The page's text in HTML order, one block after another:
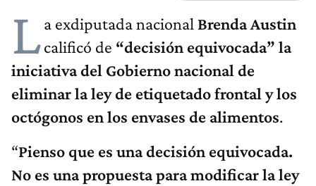
La exdiputada nacional Brenda Austin
calificó de “decisión equivocada” la
iniciativa del Gobierno nacional de
eliminar la ley de etiquetado frontal y los
octógonos en los envases de alimentos.
“Pienso que es una decisión equivocada.
No es una propuesta para modificar la ley